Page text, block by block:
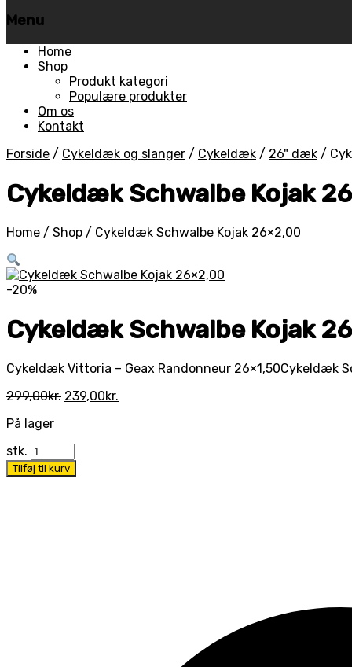
Menu
Skip
Home
Shop
Produkt kategori
Populære produkter
Om os
Kontakt
Forside / Cykeldæk og slanger / Cykeldæk / 26" dæk /
Cykeldæk Schwalbe Kojak
Home / Shop / Cykeldæk Schwalbe Kojak 26×2,00
-20%
Cykeldæk Schwalbe Kojak
Cykeldæk Vittoria – Geax Randonneur 26×1,50Cykeldæk
299,00kr. Den
var:
239,00kr.
På lager
stk.
Tilføj til kurv